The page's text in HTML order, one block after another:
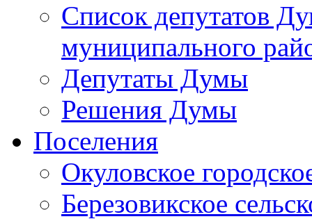
Список депутатов
муниципального
Депутаты Думы
Решения Думы
Поселения
Окуловское
Березовикское